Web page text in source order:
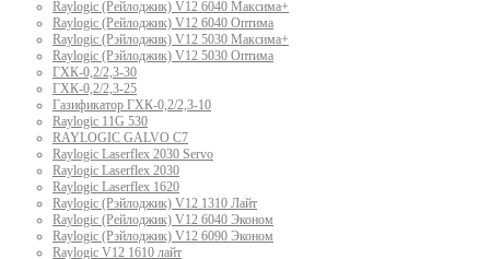
Raylogic (Рейлоджик) V12 6040 Максима+
Raylogic (Рейлоджик) V12 6040 Оптима
Raylogic (Рэйлоджик) V12 5030 Максима+
Raylogic (Рэйлоджик) V12 5030 Оптима
ГХК-0,2/2,3-30
ГХК-0,2/2,3-25
Газификатор ГХК-0,2/2,3-10
Raylogic 11G 530
RAYLOGIC GALVO С7
Raylogic Laserflex 2030 Servo
Raylogic Laserflex 2030
Raylogic Laserflex 1620
Raylogic (Рэйлоджик) V12 1310 Лайт
Raylogic (Рейлоджик) V12 6040 Эконом
Raylogic (Рэйлоджик) V12 6090 Эконом
Raylogic V12 1610 лайт